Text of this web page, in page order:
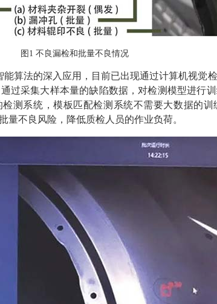
图1 不良漏检和批量不良情况
算法的深入应用，目前已出现通过计算机视觉
过采集大样本量的缺陷数据，对检测模型进行
测系统，模板匹配检测系统不需要大数据的
不良风险，降低质检人员的作业负荷。